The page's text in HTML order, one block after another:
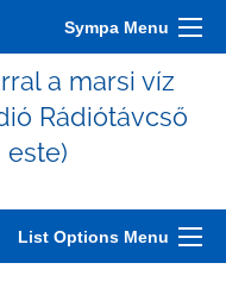
Sympa Menu
a marsi víz
Rádiótávcső
este)
List Options Menu